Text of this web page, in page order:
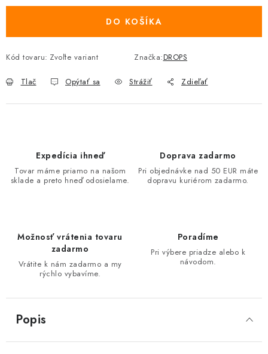
DO KOŠÍKA
Kód tovaru: Zvoľte variant Značka:DROPS
Tlač Opýtať sa Strážiť Zdieľať
Expedícia ihneď
Tovar máme priamo na našom
sklade a preto hneď odosielame.
Doprava zadarmo
Pri objednávke nad 50 EUR máte
dopravu kuriérom zadarmo.
Možnosť vrátenia tovaru
zadarmo
Vrátite k nám zadarmo a my
rýchlo vybavíme.
Poradíme
Pri výbere priadze alebo k
návodom.
Popis